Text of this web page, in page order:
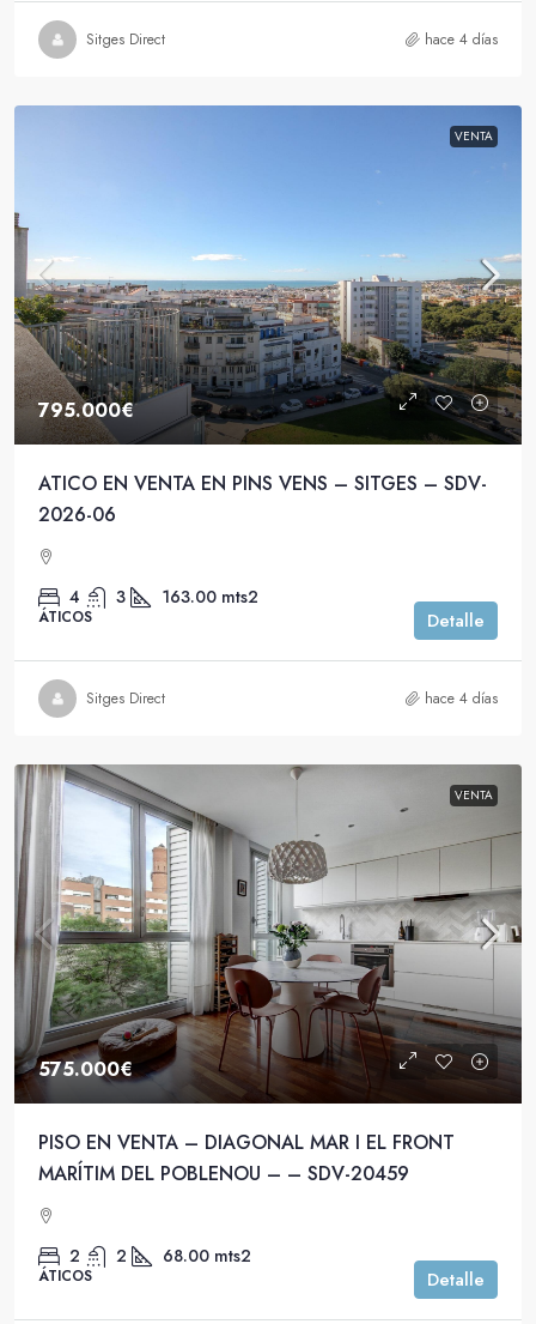
Sitges Direct hace 4 días
VENTA
795.000€
ATICO EN VENTA EN PINS VENS – SITGES – SDV-
2026-06
4 3 163.00 mts2
ÁTICOS Detalle
Sitges Direct hace 4 días
VENTA
575.000€
PISO EN VENTA – DIAGONAL MAR I EL FRONT
MARÍTIM DEL POBLENOU – – SDV-20459
2 2 68.00 mts2
ÁTICOS Detalle